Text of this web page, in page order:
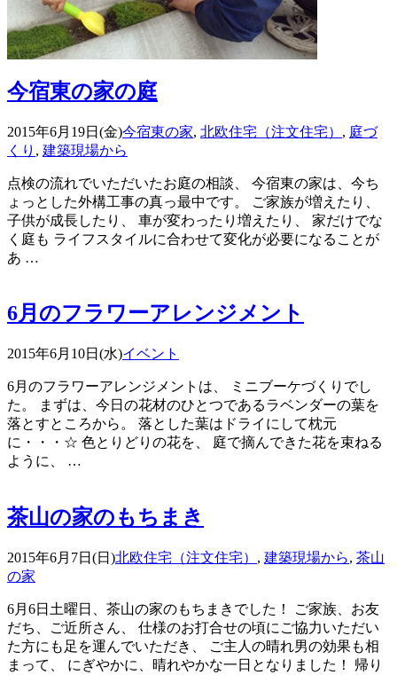
今宿東の家の庭
2015年6月19日(金)今宿東の家, 北欧住宅（注文住宅） , 庭づ
くり , 建築現場から
点検の流れでいただいたお庭の相談、 今宿東の家は、今ち
ょっとした外構工事の真っ最中です。 ご家族が増えたり、
子供が成長したり、 車が変わったり増えたり、 家だけでな
く庭も ライフスタイルに合わせて変化が必要になることが
あ …
6月のフラワーアレンジメント
2015年6月10日(水)イベント
6月のフラワーアレンジメントは、 ミニブーケづくりでし
た。 まずは、今日の花材のひとつであるラベンダーの葉を
落とすところから。 落とした葉はドライにして枕元
に・・・☆ 色とりどりの花を、 庭で摘んできた花を束ねる
ように、 …
茶山の家のもちまき
2015年6月7日(日)北欧住宅（注文住宅） , 建築現場から, 茶山
の家
6月6日土曜日、茶山の家のもちまきでした！ ご家族、お友
だち、ご近所さん、 仕様のお打合せの頃にご協力いただい
た方にも足を運んでいただき、 ご主人の晴れ男の効果も相
まって、 にぎやかに、晴れやかな一日となりました！ 帰り